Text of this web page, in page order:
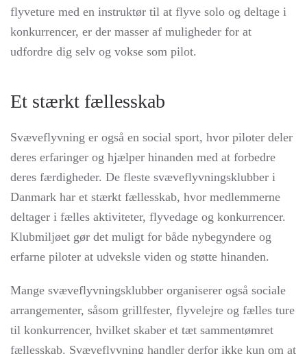
flyveture med en instruktør til at flyve solo og deltage i
konkurrencer, er der masser af muligheder for at
udfordre dig selv og vokse som pilot.
Et stærkt fællesskab
Svæveflyvning er også en social sport, hvor piloter deler
deres erfaringer og hjælper hinanden med at forbedre
deres færdigheder. De fleste svæveflyvningsklubber i
Danmark har et stærkt fællesskab, hvor medlemmerne
deltager i fælles aktiviteter, flyvedage og konkurrencer.
Klubmiljøet gør det muligt for både nybegyndere og
erfarne piloter at udveksle viden og støtte hinanden.
Mange svæveflyvningsklubber organiserer også sociale
arrangementer, såsom grillfester, flyvelejre og fælles ture
til konkurrencer, hvilket skaber et tæt sammentømret
fællesskab. Svæveflyvning handler derfor ikke kun om at